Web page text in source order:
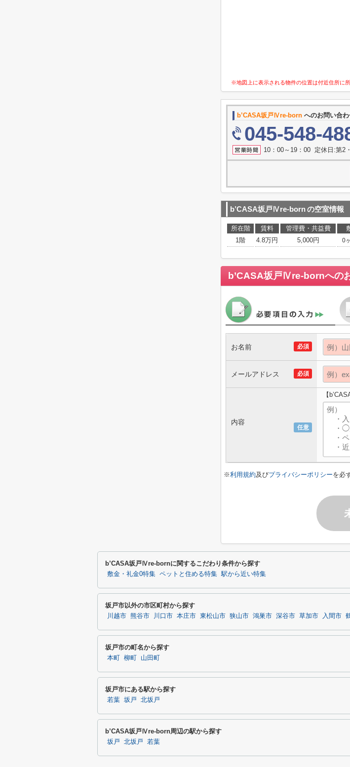
※地図上に表示される物件の位置は付近住所に
b’CASA坂戸Ⅳre-born へのお問い合
045-548-
10：00～19：00 定休日:第2
b’CASA坂戸Ⅳre-bornの空室情報
所在階 賃料 管理費・共益費
1階
4.8万円 5,000円 0
b’CASA坂戸Ⅳre-bornへの
必須
お名前
必須
メールアドレス
任意
内容
【
※利用規約及びプライバシーポリシーを必
b’CASA坂戸Ⅳre-bornに関するこだわり条件から探す
敷金・礼金0特集 ペットと住める特集 駅から近い特集
坂戸市以外の市区町村から探す
川越市 熊谷市 川口市 本庄市 東松山市 狭山市 鴻巣市 深谷市 草加市 入間市
坂戸市の町名から探す
本町 柳町 山田町
坂戸市にある駅から探す
若葉 坂戸 北坂戸
b’CASA坂戸Ⅳre-born周辺の駅から探す
坂戸 北坂戸 若葉